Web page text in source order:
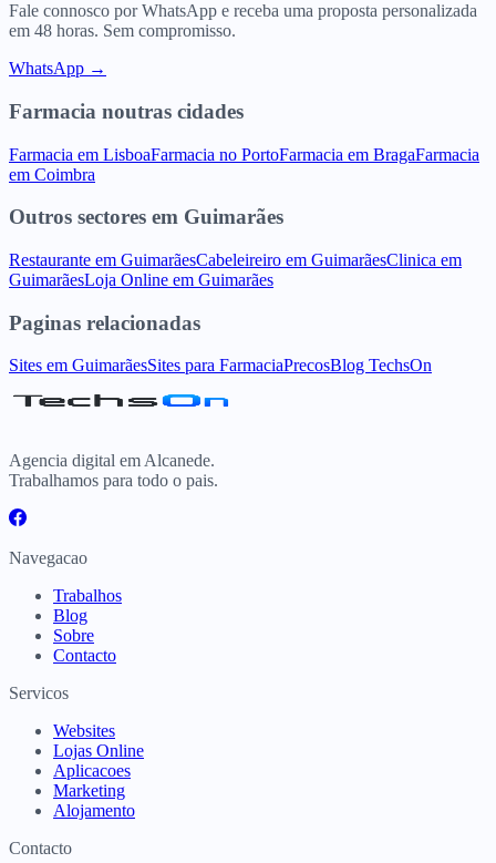
Fale connosco por WhatsApp e receba uma proposta personalizada
em 48 horas. Sem compromisso.
WhatsApp →
Farmacia noutras cidades
Farmacia em LisboaFarmacia no PortoFarmacia em BragaFarmacia
em Coimbra
Outros sectores em Guimarães
Restaurante em GuimarãesCabeleireiro em GuimarãesClinica em
GuimarãesLoja Online em Guimarães
Paginas relacionadas
Sites em GuimarãesSites para FarmaciaPrecosBlog TechsOn
Agencia digital em Alcanede.
Trabalhamos para todo o pais.
Navegacao
Trabalhos
Blog
Sobre
Contacto
Servicos
Websites
Lojas Online
Aplicacoes
Marketing
Alojamento
Contacto